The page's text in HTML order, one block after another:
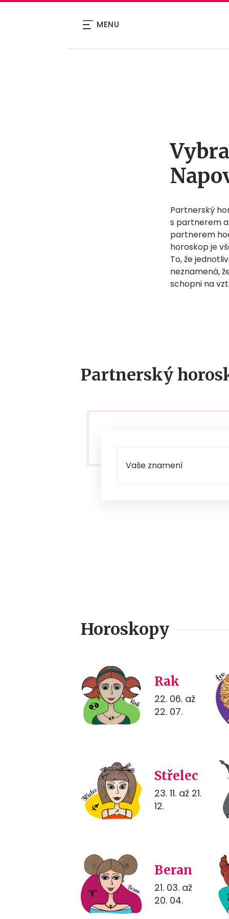
MENU
Partnerský
s partnerem a
partnerem
horoskop je
To, že
neznamená,
schopni na
Partnerský
Horoskopy
Rak
22. 06. až
22. 07.
Střelec
23. 11. až 21.
12.
Beran
21. 03. až
20. 04.